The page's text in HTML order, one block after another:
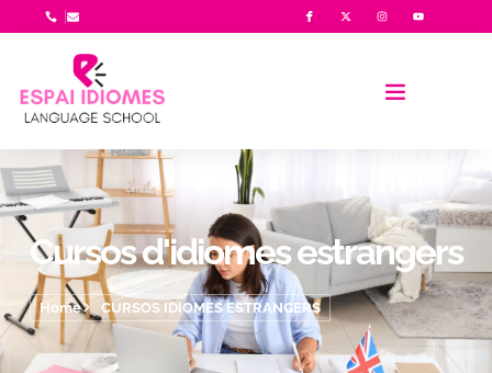
Cursos d'idiomes estrangers
Home CURSOS IDIOMES ESTRANGERS